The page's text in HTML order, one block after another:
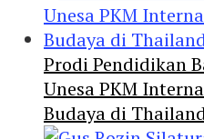
Prodi Pendidikan
Unesa PKM
Budaya di